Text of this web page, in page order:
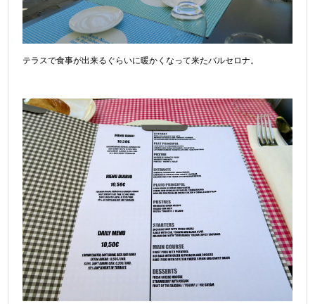
テラスで食事が出来るぐらいに暖かくなって来たバルセロナ。